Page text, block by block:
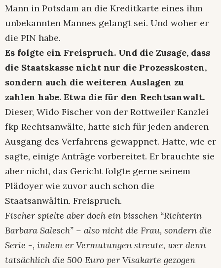
Mann in Potsdam an die Kreditkarte eines ihm
unbekannten Mannes gelangt sei. Und woher er
die PIN habe.
Es folgte ein Freispruch. Und die Zusage, dass
die Staatskasse nicht nur die Prozesskosten,
sondern auch die weiteren Auslagen zu
zahlen habe. Etwa die für den Rechtsanwalt.
Dieser, Wido Fischer von der Rottweiler Kanzlei
fkp Rechtsanwälte, hatte sich für jeden anderen
Ausgang des Verfahrens gewappnet. Hatte, wie er
sagte, einige Anträge vorbereitet. Er brauchte sie
aber nicht, das Gericht folgte gerne seinem
Plädoyer wie zuvor auch schon die
Staatsanwältin. Freispruch.
Fischer spielte aber doch ein bisschen “Richterin
Barbara Salesch” – also nicht die Frau, sondern die
Serie -, indem er Vermutungen streute, wer denn
tatsächlich die 500 Euro per Visakarte gezogen